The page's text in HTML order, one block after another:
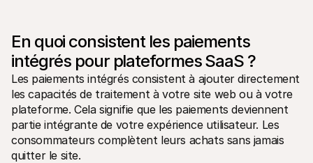
Pour obtenir un devis
Découvrez comment nous pouvons aider votre entreprise
En quoi consistent les paiements
intégrés pour plateformes SaaS ?
Les paiements intégrés consistent à ajouter directement
les capacités de traitement à votre site web ou à votre
plateforme. Cela signifie que les paiements deviennent
partie intégrante de votre expérience utilisateur. Les
consommateurs complètent leurs achats sans jamais
quitter le site.